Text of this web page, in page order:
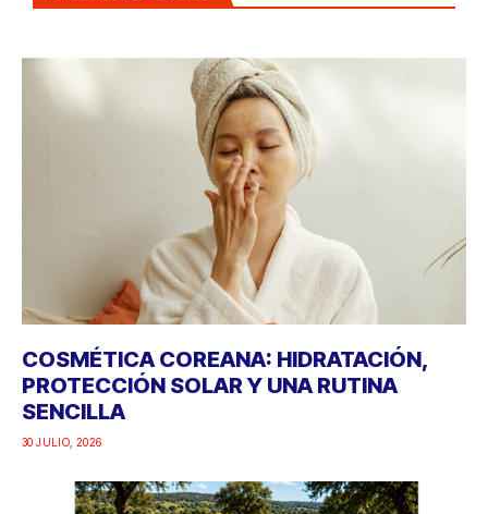
COSMÉTICA COREANA: HIDRATACIÓN,
PROTECCIÓN SOLAR Y UNA RUTINA
SENCILLA
30 JULIO, 2026